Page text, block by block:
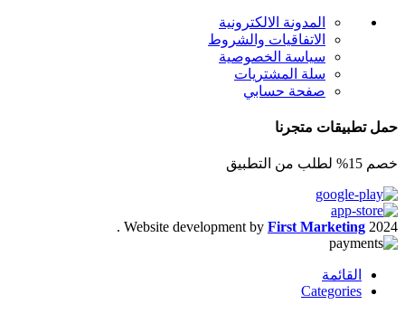
المدونة الالكترونية
الاتفاقيات والشروط
سياسة الخصوصية
سلة المشتريات
صفحة حسابي
حمل تطبيقات متجرنا
خصم 15% لطلب من التطبيق
Website development by First Marketing 2024
.
القائمة
Categories